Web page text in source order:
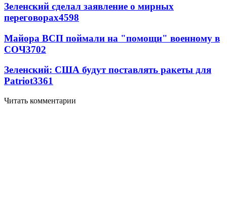
Зеленский сделал заявление о мирных
переговорах4598
Майора ВСП поймали на "помощи" военному в
СОЧ3702
Зеленский: США будут поставлять ракеты для
Patriot3361
Читать комментарии